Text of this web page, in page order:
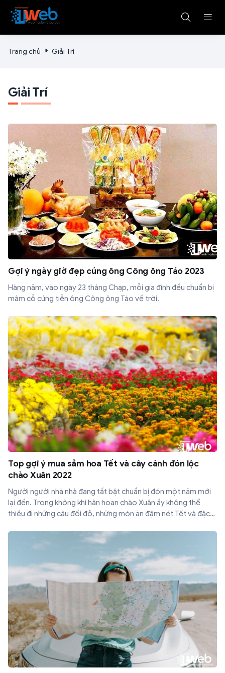
Trang chủ Giải Trí
Giải Trí
Gợi ý ngày giờ đẹp cúng ông Công ông Táo 2023
Hàng năm, vào ngày 23 tháng Chạp, mỗi gia đình đều chuẩn bị
mâm cỗ cúng tiễn ông Công ông Táo về trời.
Top gợi ý mua sắm hoa Tết và cây cảnh đón lộc
chào Xuân 2022
Người người nhà nhà đang tất bật chuẩn bị đón một năm mới
lại đến. Trong không khí hân hoan chào Xuân ấy không thể
thiếu đi những câu đối đỏ, những món ăn đậm nét Tết và đặc
Xuân. Mời bạn đọc cùng ITWeb điểm qua những loài cây cảnh
và hoa Tết đem lại may mắn, tài lộc vào đầu năm mới.